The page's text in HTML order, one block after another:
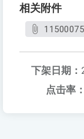
相关附件
下架日期：
点击率：